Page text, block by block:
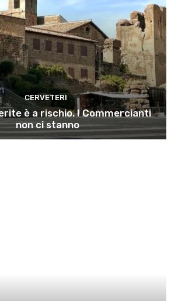
CERVETERI
è a rischio. I Commercianti
non ci stanno